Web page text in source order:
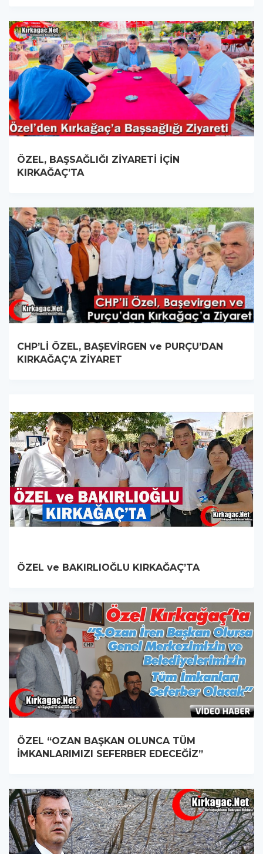
ÖZEL, BAŞSAĞLIĞI ZİYARETİ İÇİN
KIRKAĞAÇ’TA
CHP’Lİ ÖZEL, BAŞEVİRGEN ve PURÇU’DAN
KIRKAĞAÇ’A ZİYARET
ÖZEL ve BAKIRLIOĞLU KIRKAĞAÇ’TA
ÖZEL “OZAN BAŞKAN OLUNCA TÜM
İMKANLARIMIZI SEFERBER EDECEĞİZ”